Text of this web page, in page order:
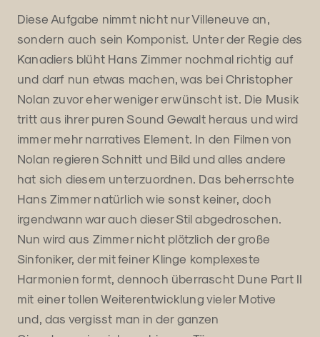
Diese Aufgabe nimmt nicht nur Villeneuve an,
sondern auch sein Komponist. Unter der Regie des
Kanadiers blüht Hans Zimmer nochmal richtig auf
und darf nun etwas machen, was bei Christopher
Nolan zuvor eher weniger erwünscht ist. Die Musik
tritt aus ihrer puren Sound Gewalt heraus und wird
immer mehr narratives Element. In den Filmen von
Nolan regieren Schnitt und Bild und alles andere
hat sich diesem unterzuordnen. Das beherrschte
Hans Zimmer natürlich wie sonst keiner, doch
irgendwann war auch dieser Stil abgedroschen.
Nun wird aus Zimmer nicht plötzlich der große
Sinfoniker, der mit feiner Klinge komplexeste
Harmonien formt, dennoch überrascht Dune Part II
mit einer tollen Weiterentwicklung vieler Motive
und, das vergisst man in der ganzen